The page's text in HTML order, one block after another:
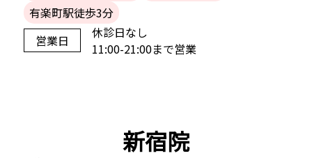
有楽町駅徒歩3分
営業日
休診日なし
11:00-21:00まで営業
新宿院